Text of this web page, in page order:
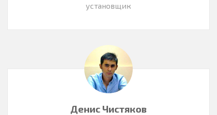
установщик
Денис Чистяков